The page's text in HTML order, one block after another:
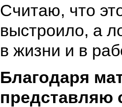
Считаю, что
выстроило, а
в жизни и в
Благодаря
представляю